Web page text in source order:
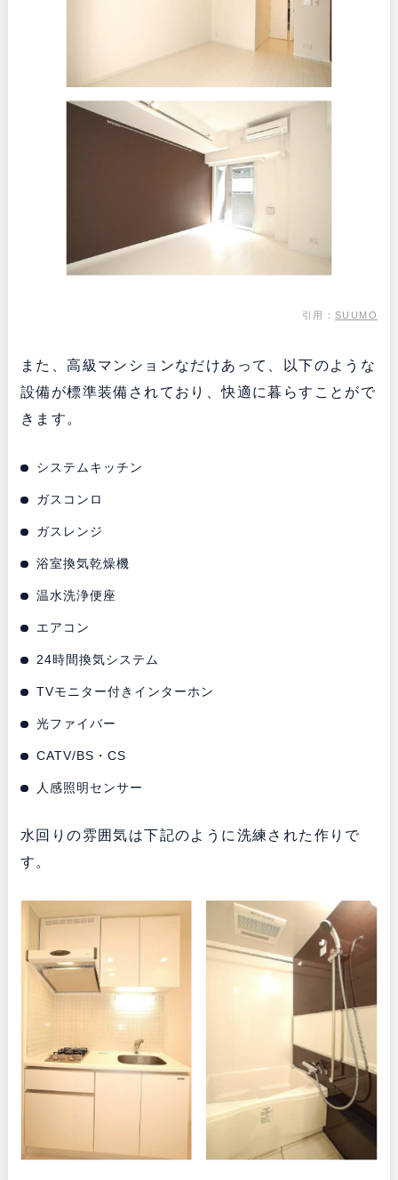
引用：SUUMO
また、高級マンションなだけあって、以下のような
設備が標準装備されており、快適に暮らすことがで
きます。
システムキッチン
ガスコンロ
ガスレンジ
浴室換気乾燥機
温水洗浄便座
エアコン
24時間換気システム
TVモニター付きインターホン
光ファイバー
CATV/BS・CS
人感照明センサー
水回りの雰囲気は下記のように洗練された作りで
す。